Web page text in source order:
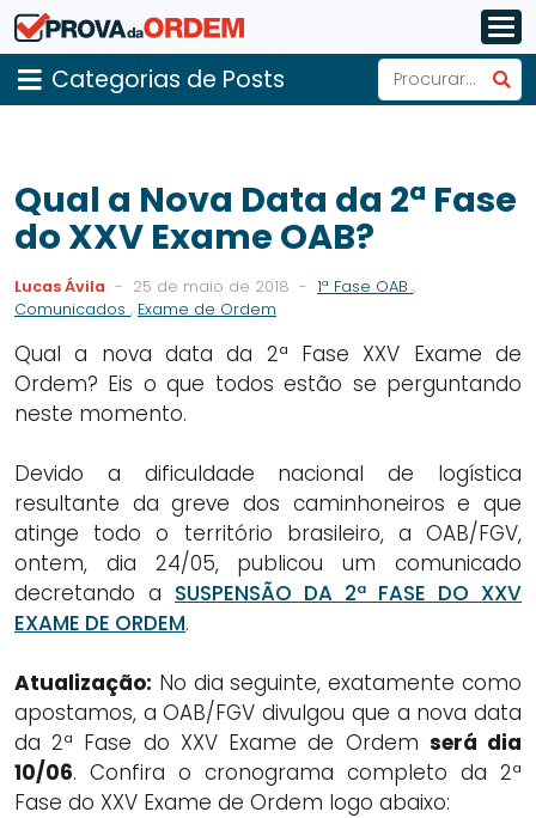
Categorias de Posts
Qual a Nova Data da 2ª Fase
do XXV Exame OAB?
Lucas Ávila - 25 de maio de 2018 - 1ª Fase OAB ,
Comunicados , Exame de Ordem
Qual a nova data da 2ª Fase XXV Exame de
Ordem? Eis o que todos estão se perguntando
neste momento.
Devido a dificuldade nacional de logística
resultante da greve dos caminhoneiros e que
atinge todo o território brasileiro, a OAB/FGV,
ontem, dia 24/05, publicou um comunicado
decretando a SUSPENSÃO DA 2ª FASE DO XXV
EXAME DE ORDEM.
Atualização: No dia seguinte, exatamente como
apostamos, a OAB/FGV divulgou que a nova data
da 2ª Fase do XXV Exame de Ordem será dia
10/06. Confira o cronograma completo da 2ª
Fase do XXV Exame de Ordem logo abaixo: